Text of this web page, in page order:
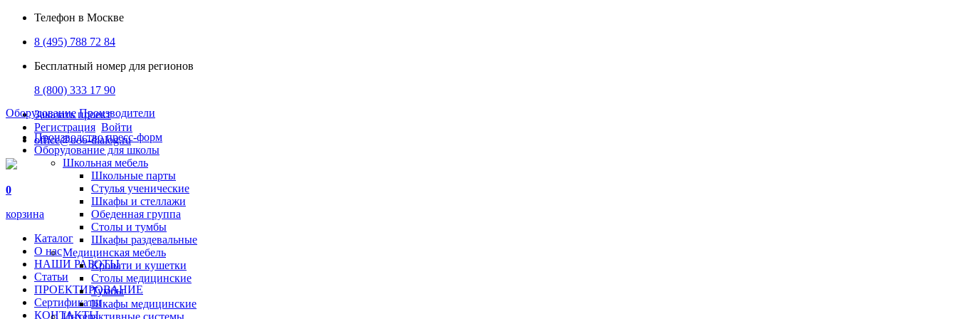
Телефон в Москве
8 (495) 788 72 84
Бесплатный номер для регионов
8 (800) 333 17 90
Заказать проект
Регистрация Войти
office@ooo-dialog.ru
0
корзина
Каталог
О нас
НАШИ РАБОТЫ
Статьи
ПРОЕКТИРОВАНИЕ
Сертификаты
КОНТАКТЫ
Оборудование Производители
Производство пресс-форм
Оборудование для школы
Школьная мебель
Школьные парты
Стулья ученические
Шкафы и стеллажи
Обеденная группа
Столы и тумбы
Шкафы раздевальные
Медицинская мебель
Кровати и кушетки
Столы медицинские
Тумбы
Шкафы медицинские
Интерактивные системы